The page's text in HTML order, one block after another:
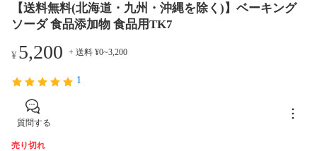
【送料無料(北海道・九州・沖縄を除く)】ベーキング
ソーダ 食品添加物 食品用TK7
¥5,200 + 送料 ¥0~3,200
1
質問する
売り切れ